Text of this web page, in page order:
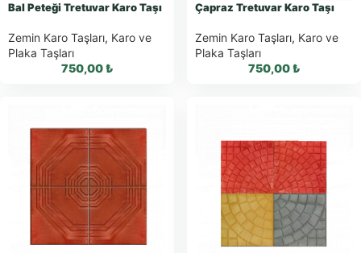
Bal Peteği Tretuvar Karo Taşı
Zemin Karo Taşları, Karo ve
Plaka Taşları
750,00₺
WhatsApp ile
Sipariş
WhatsApp Teklif
Al
Çapraz Tretuvar Karo Taşı
Zemin Karo Taşları, Karo ve
Plaka Taşları
750,00₺
WhatsApp ile
Sipariş
WhatsApp Teklif
Al